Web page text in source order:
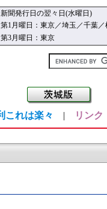
新聞発行日の翌々日(水曜日)
第1月曜日：東京／埼玉／千葉
第3月曜日：東京
これは楽々 | リンク